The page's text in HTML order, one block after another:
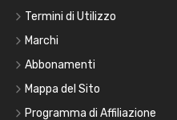
Termini di Utilizzo
Marchi
Abbonamenti
Mappa del Sito
Programma di Affiliazione